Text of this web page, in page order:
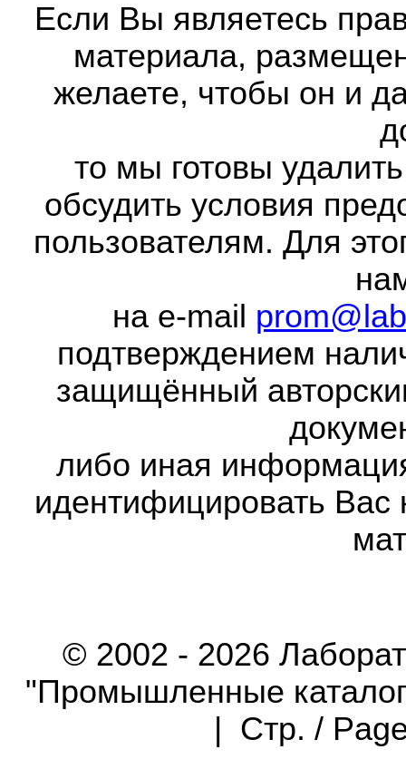
Если Вы являетесь
материала,
желаете, чтобы он и
то мы готовы
обсудить условия
пользователям. Для
на e-mail
подтверждением
защищённый
либо иная
идентифицировать Вас
© 2002 - 2026
"Промышленные
| Стр. /